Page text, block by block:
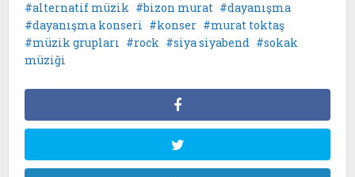
alternatif müzik bizon murat
dayanışma
dayanışma konseri
konser
murat toktaş
müzik grupları
rock siya siyabend
sokak
müziği